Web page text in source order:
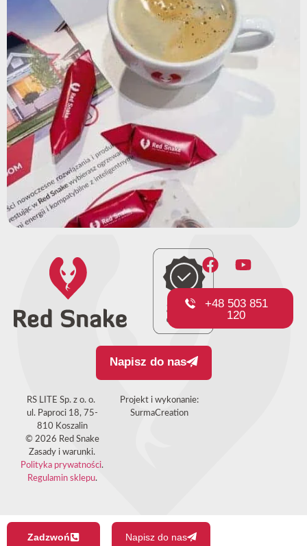
+48 503 851
120
Napisz do nas
RS LITE Sp. z o. o.
ul. Paproci 18, 75-
810 Koszalin
© 2026 Red Snake
Zasady i warunki.
Polityka prywatności.
Regulamin sklepu.
Projekt i wykonanie:
SurmaCreation
Zadzwoń Napisz do nas